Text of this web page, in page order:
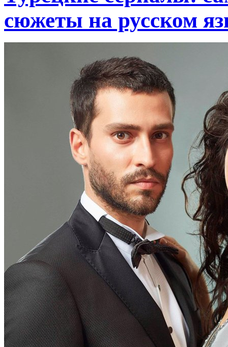
сюжеты на русском